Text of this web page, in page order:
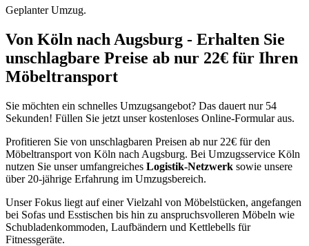
Geplanter Umzug.
Von Köln nach Augsburg - Erhalten Sie
unschlagbare Preise ab nur 22€ für Ihren
Möbeltransport
Sie möchten ein schnelles Umzugsangebot? Das dauert nur 54
Sekunden! Füllen Sie jetzt unser kostenloses Online-Formular aus.
Profitieren Sie von unschlagbaren Preisen ab nur 22€ für den
Möbeltransport von Köln nach Augsburg. Bei Umzugsservice Köln
nutzen Sie unser umfangreiches Logistik-Netzwerk sowie unsere
über 20-jährige Erfahrung im Umzugsbereich.
Unser Fokus liegt auf einer Vielzahl von Möbelstücken, angefangen
bei Sofas und Esstischen bis hin zu anspruchsvolleren Möbeln wie
Schubladenkommoden, Laufbändern und Kettlebells für
Fitnessgeräte.